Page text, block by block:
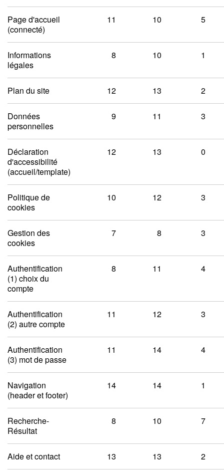
Page d'accueil
(connecté)
11 10 5
Informations
légales
8 10 1
Plan du site 12 13 2
Données
personnelles
9 11 3
Déclaration
d'accessibilité
(accueil/template)
12 13 0
Politique de
cookies
10 12 3
Gestion des
cookies
7 8 3
Authentification
(1) choix du
compte
8 11 4
Authentification
(2) autre compte
11 12 3
Authentification
(3) mot de passe
11 14 4
Navigation
(header et footer)
14 14 1
Recherche-
Résultat
8 10 7
Aide et contact 13 13 2